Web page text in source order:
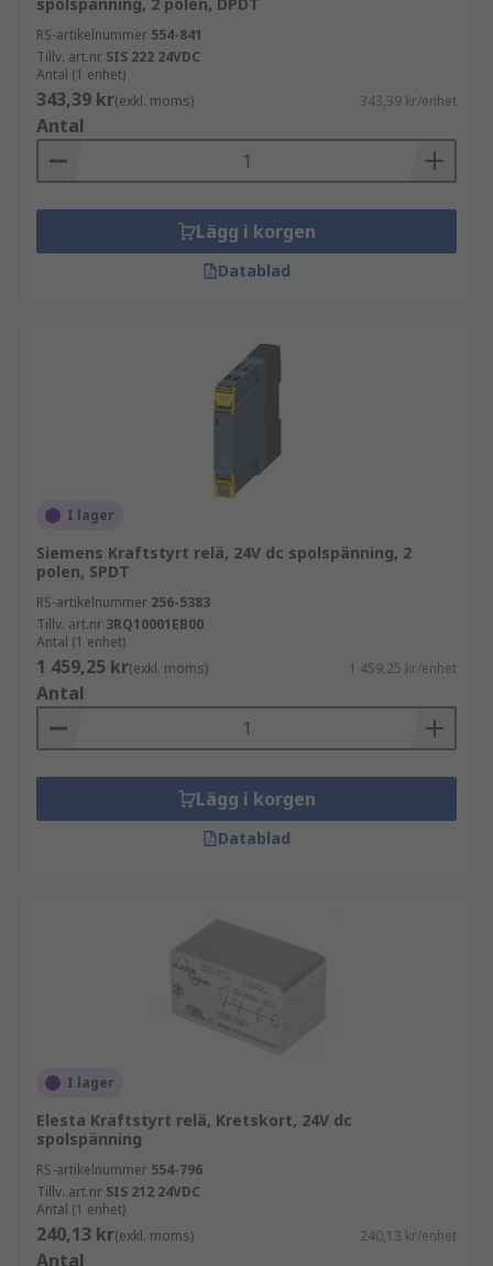
RS-artikelnummer 554-841
Tillv. art.nr SIS 222 24VDC
Antal (1 enhet)
343,39 kr(exkl. moms) 343,39 kr/enhet
Antal
Lägg i korgen
Datablad
I lager
Siemens Kraftstyrt relä, 24V dc spolspänning, 2
polen, SPDT
RS-artikelnummer 256-5383
Tillv. art.nr 3RQ10001EB00
Antal (1 enhet)
1 459,25 kr(exkl. moms) 1 459,25 kr/enhet
Antal
Lägg i korgen
Datablad
I lager
Elesta Kraftstyrt relä, Kretskort, 24V dc
spolspänning
RS-artikelnummer 554-796
Tillv. art.nr SIS 212 24VDC
Antal (1 enhet)
240,13 kr(exkl. moms) 240,13 kr/enhet
Antal